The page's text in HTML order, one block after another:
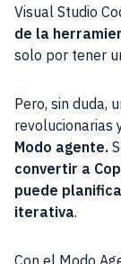
Visual Studio
de la
solo por tener
Pero, sin duda,
revolucionarias
Modo agente.
convertir a
puede
iterativa.
Con el Modo